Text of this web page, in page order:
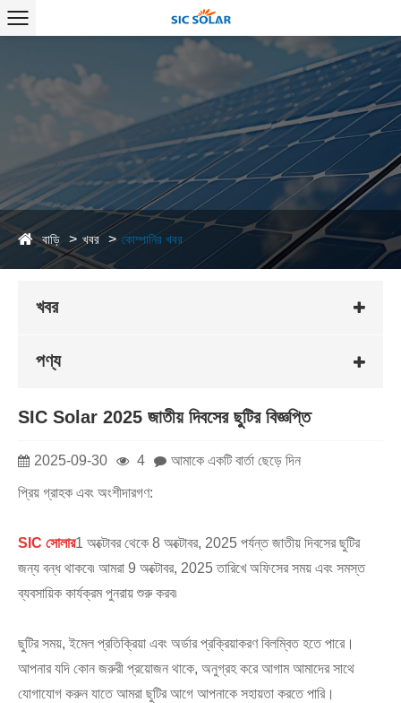
বাড়ি খবর কোম্পানির খবর
খবর
পণ্য
SIC Solar 2025 জাতীয় দিবসের ছুটির বিজ্ঞপ্তি
2025-09-30 4 আমাকে একটি বার্তা ছেড়ে দিন
প্রিয় গ্রাহক এবং অংশীদারগণ:
SIC সোলার1 অক্টোবর থেকে 8 অক্টোবর, 2025 পর্যন্ত জাতীয় দিবসের ছুটির
জন্য বন্ধ থাকবে৷ আমরা 9 ​​অক্টোবর, 2025 তারিখে অফিসের সময় এবং সমস্ত
ব্যবসায়িক কার্যক্রম পুনরায় শুরু করব৷
ছুটির সময়, ইমেল প্রতিক্রিয়া এবং অর্ডার প্রক্রিয়াকরণ বিলম্বিত হতে পারে।
আপনার যদি কোন জরুরী প্রয়োজন থাকে, অনুগ্রহ করে আগাম আমাদের সাথে
যোগাযোগ করুন যাতে আমরা ছুটির আগে আপনাকে সহায়তা করতে পারি।